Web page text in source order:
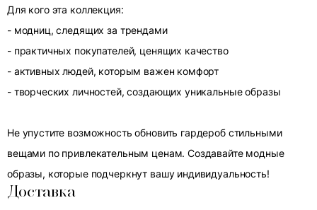
Для кого эта коллекция:
- модниц, следящих за трендами
- практичных покупателей, ценящих качество
- активных людей, которым важен комфорт
- творческих личностей, создающих уникальные образы
Не упустите возможность обновить гардероб стильными
вещами по привлекательным ценам. Создавайте модные
образы, которые подчеркнут вашу индивидуальность!
Доставка